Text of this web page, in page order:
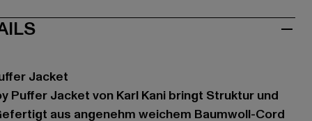
Jacket
Puffer Jacket von Karl Kani bringt Struktur und
aus angenehm weichem Baumwoll-Cord